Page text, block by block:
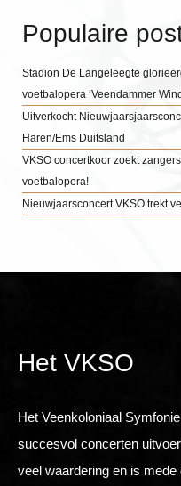
Populaire
Stadion De Langeleegte
voetbalopera ‘Veendammer
Uitverkocht
Haren/Ems Duitsland
VKSO concertkoor zoekt
voetbalopera!
Nieuwjaarsconcert VKSO trekt
Het VKSO
Het Veenkoloniaal
succesvol concerten
veel waardering en is